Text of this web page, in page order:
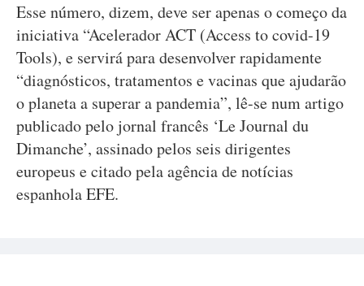
Esse número, dizem, deve ser apenas o começo da
iniciativa “Acelerador ACT (Access to covid-19
Tools), e servirá para desenvolver rapidamente
“diagnósticos, tratamentos e vacinas que ajudarão
o planeta a superar a pandemia”, lê-se num artigo
publicado pelo jornal francês ‘Le Journal du
Dimanche’, assinado pelos seis dirigentes
europeus e citado pela agência de notícias
espanhola EFE.